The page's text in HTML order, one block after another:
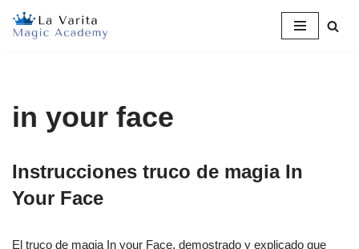
Saltar
in your face
Instrucciones truco de magia In
Your Face
El truco de magia In your Face, demostrado y explicado que